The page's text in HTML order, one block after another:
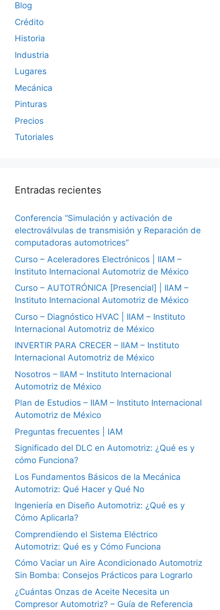
Blog
Crédito
Historia
Industria
Lugares
Mecánica
Pinturas
Precios
Tutoriales
Entradas recientes
Conferencia “Simulación y activación de
electroválvulas de transmisión y Reparación de
computadoras automotrices”
Curso – Aceleradores Electrónicos | IIAM –
Instituto Internacional Automotriz de México
Curso – AUTOTRÓNICA [Presencial] | IIAM –
Instituto Internacional Automotriz de México
Curso – Diagnóstico HVAC | IIAM – Instituto
Internacional Automotriz de México
INVERTIR PARA CRECER – IIAM – Instituto
Internacional Automotriz de México
Nosotros – IIAM – Instituto Internacional
Automotriz de México
Plan de Estudios – IIAM – Instituto Internacional
Automotriz de México
Preguntas frecuentes | IAM
Significado del DLC en Automotriz: ¿Qué es y
cómo Funciona?
Los Fundamentos Básicos de la Mecánica
Automotriz: Qué Hacer y Qué No
Ingeniería en Diseño Automotriz: ¿Qué es y
Cómo Aplicarla?
Comprendiendo el Sistema Eléctrico
Automotriz: Qué es y Cómo Funciona
Cómo Vaciar un Aire Acondicionado Automotriz
Sin Bomba: Consejos Prácticos para Lograrlo
¿Cuántas Onzas de Aceite Necesita un
Compresor Automotriz? – Guía de Referencia